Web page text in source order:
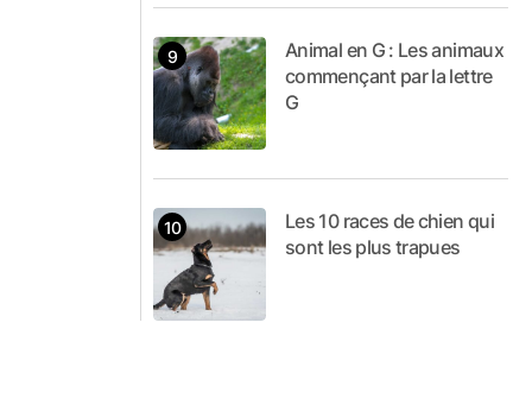
Animal en G : Les animaux
commençant par la lettre
G
Les 10 races de chien qui
sont les plus trapues